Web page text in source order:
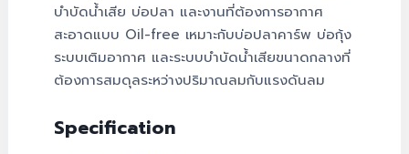
บำบัดน้ำเสีย บ่อปลา และงานที่ต้องการอากาศ
สะอาดแบบ Oil-free เหมาะกับบ่อปลาคาร์พ บ่อกุ้ง
ระบบเติมอากาศ และระบบบำบัดน้ำเสียขนาดกลางที่
ต้องการสมดุลระหว่างปริมาณลมกับแรงดันลม
Specification